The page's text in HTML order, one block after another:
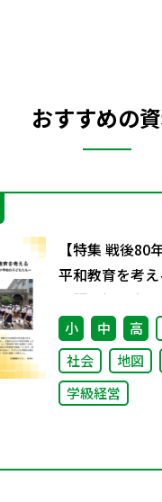
おすすめの
【特集 戦後80
平和教育を考
を語り継ぐ本
たち〜
小 中 高
社会
地図
学級経営